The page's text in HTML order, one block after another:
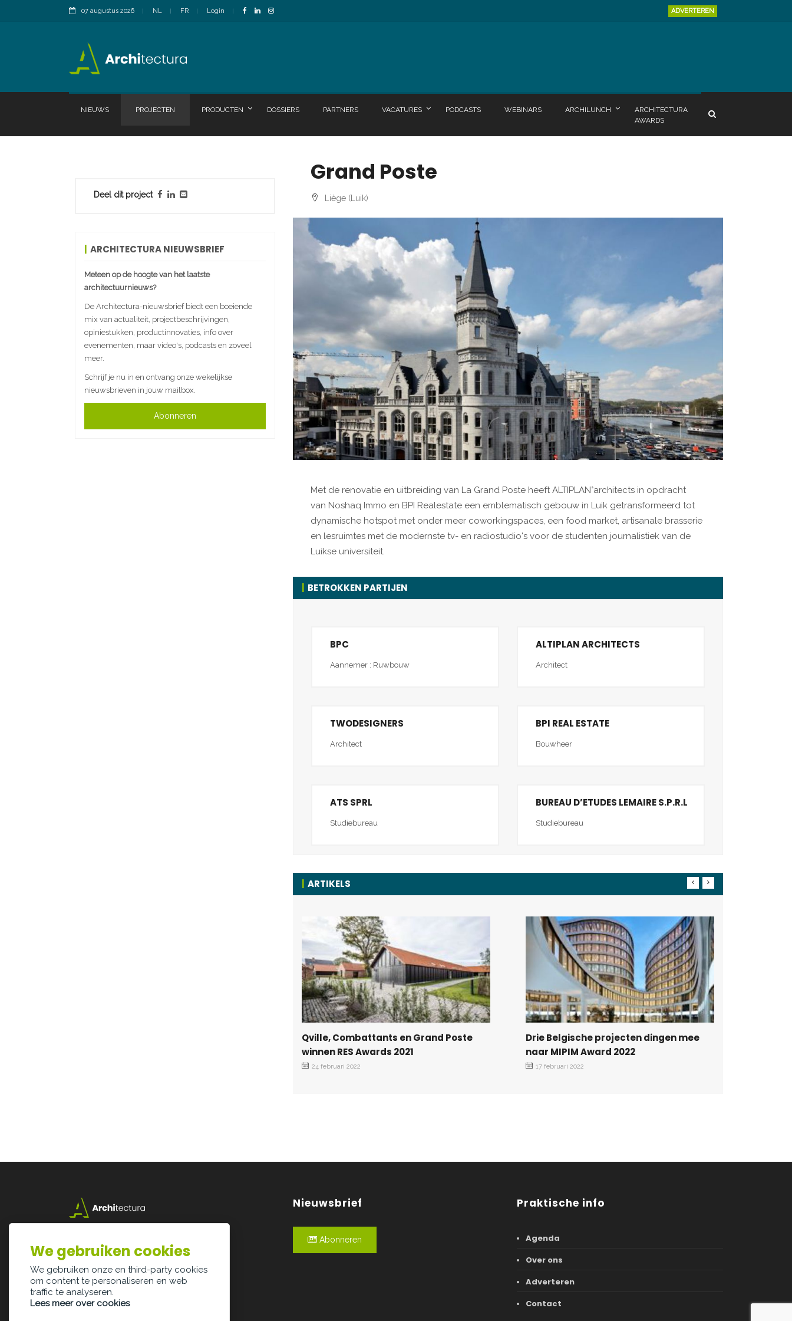
07 augustus 2026 NL FR Login ADVERTEREN
NIEUWS PROJECTEN PRODUCTEN DOSSIERS PARTNERS VACATURES PODCASTS WEBINARS ARCHILUNCH
ARCHITECTURA
AWARDS
Deel dit project
ARCHITECTURA NIEUWSBRIEF
Meteen op de hoogte van het laatste
architectuurnieuws?
De Architectura-nieuwsbrief biedt een boeiende
mix van actualiteit, projectbeschrijvingen,
opiniestukken, productinnovaties, info over
evenementen, maar video's, podcasts en zoveel
meer.
Schrijf je nu in en ontvang onze wekelijkse
nieuwsbrieven in jouw mailbox.
Abonneren
Grand Poste
Liège (Luik)
Met de renovatie en uitbreiding van La Grand Poste heeft ALTIPLAN°architects in opdracht
van Noshaq Immo en BPI Realestate een emblematisch gebouw in Luik getransformeerd tot
dynamische hotspot met onder meer coworkingspaces, een food market, artisanale brasserie
en lesruimtes met de modernste tv- en radiostudio's voor de studenten journalistiek van de
Luikse universiteit.
BETROKKEN PARTIJEN
BPC
Aannemer : Ruwbouw
ALTIPLAN ARCHITECTS
Architect
TWODESIGNERS
Architect
BPI REAL ESTATE
Bouwheer
ATS SPRL
Studiebureau
BUREAU D’ETUDES LEMAIRE S.P.R.L
Studiebureau
ARTIKELS
Qville, Combattants en Grand Poste
winnen RES Awards 2021
24 februari 2022
Drie Belgische projecten dingen mee
naar MIPIM Award 2022
17 februari 2022
3500 Hasselt
info@architectura.be
Nieuwsbrief
Abonneren
Praktische info
Agenda
Over ons
Adverteren
Contact
We gebruiken cookies
We gebruiken onze en third-party cookies
om content te personaliseren en web
traffic te analyseren.
Lees meer over cookies